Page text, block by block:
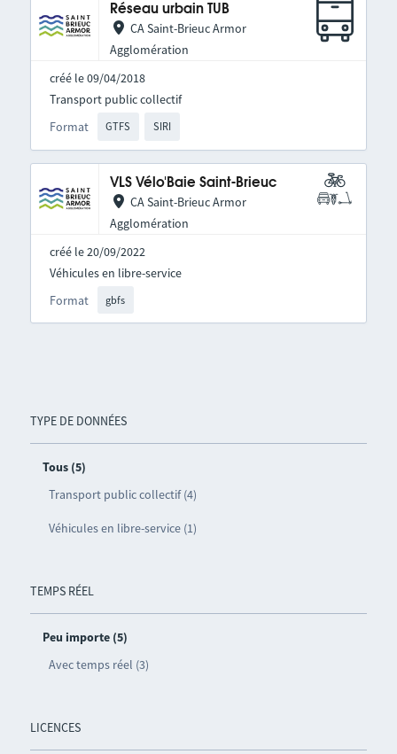
TYPE DE DONNÉES
Tous (5)
Transport public collectif (4)
Véhicules en libre-service (1)
TEMPS RÉEL
Peu importe (5)
Avec temps réel (3)
LICENCES
Réseau urbain TUB
CA Saint-Brieuc Armor
Agglomération
créé le 09/04/2018
Format GTFS SIRI
Transport public collectif
VLS Vélo'Baie Saint-Brieuc
CA Saint-Brieuc Armor
Agglomération
créé le 20/09/2022
Format gbfs
Véhicules en libre-service